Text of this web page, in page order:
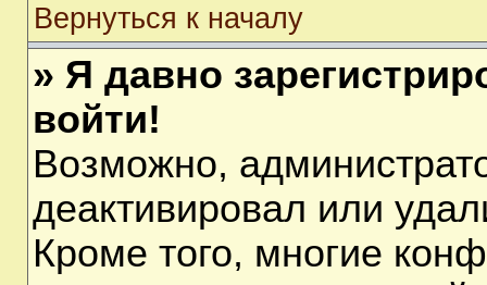
Вернуться к началу
» Я давно
войти!
Возможно,
деактивировал или
Кроме того, многие